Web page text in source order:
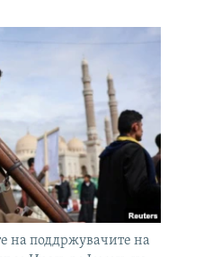
на поддржувачите на